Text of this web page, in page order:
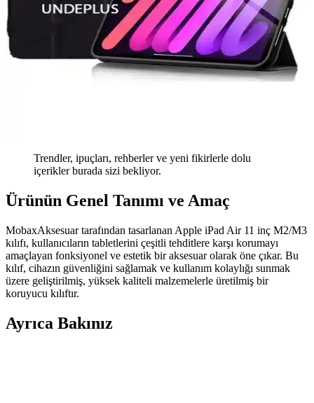
Trendler, ipuçları, rehberler ve yeni fikirlerle dolu
içerikler burada sizi bekliyor.
Ürünün Genel Tanımı ve Amaç
MobaxAksesuar tarafından tasarlanan Apple iPad Air 11 inç M2/M3
kılıfı, kullanıcıların tabletlerini çeşitli tehditlere karşı korumayı
amaçlayan fonksiyonel ve estetik bir aksesuar olarak öne çıkar. Bu
kılıf, cihazın güvenliğini sağlamak ve kullanım kolaylığı sunmak
üzere geliştirilmiş, yüksek kaliteli malzemelerle üretilmiş bir
koruyucu kılıftır.
Ayrıca Bakınız